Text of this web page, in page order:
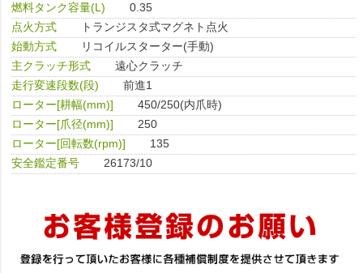
燃料タンク容量(L)
0.35
点火方式
トランジスタ式マグネト点火
始動方式
リコイルスターター(手動)
主クラッチ形式
遠心クラッチ
走行変速段数(段)
前進1
ローター[耕幅(mm)]
450/250(内爪時)
ローター[爪径(mm)]
250
ローター[回転数(rpm)]
135
安全鑑定番号
26173/10